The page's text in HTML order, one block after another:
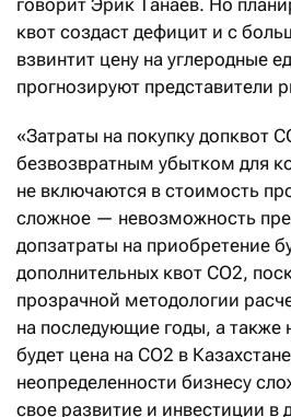
говорит Эрик Танаев. Но
квот создаст дефицит и с
взвинтит цену на углеродные
прогнозируют представители
«Затраты на покупку допквот
безвозвратным убытком для
не включаются в стоимость
сложное — невозможность
допзатраты на приобретение
дополнительных квот СО2,
прозрачной методологии
на последующие годы, а также
будет цена на СО2 в
неопределенности бизнесу
свое развитие и инвестиции